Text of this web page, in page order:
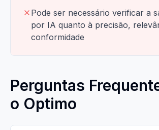
Pode ser necessário verificar a
por IA quanto à precisão,
conformidade
Perguntas
o Optimo